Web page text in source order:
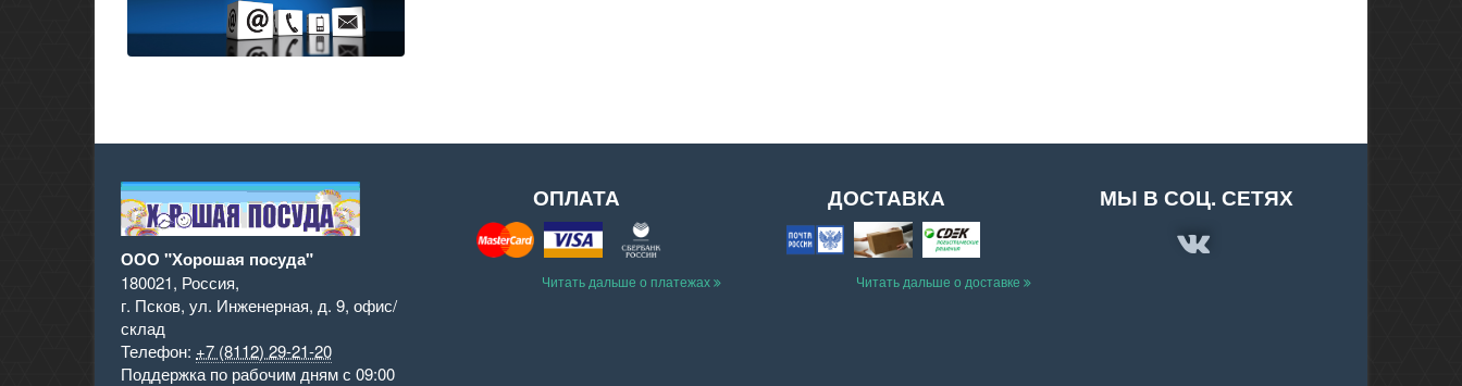
ООО "Хорошая посуда"
180021, Россия,
г. Псков, ул. Инженерная, д. 9, офис/
склад
Телефон: +7 (8112) 29-21-20
Поддержка по рабочим дням с 09:00
ОПЛАТА
Читать дальше о платежах
ДОСТАВКА
Читать дальше о доставке
МЫ В СОЦ. СЕТЯХ